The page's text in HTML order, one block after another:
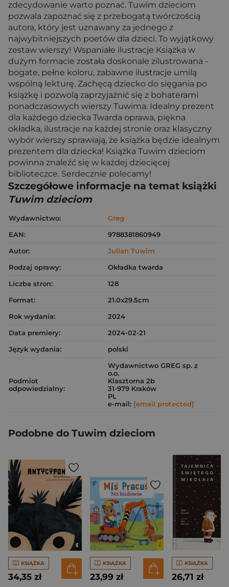
zdecydowanie warto poznać. Tuwim dzieciom
pozwala zapoznać się z przebogatą twórczością
autora, który jest uznawany za jednego z
najwybitniejszych poetów dla dzieci. To wyjątkowy
zestaw wierszy! Wspaniałe ilustracje Książka w
dużym formacie została doskonale zilustrowana -
bogate, pełne koloru, zabawne ilustracje umilą
wspólną lekturę. Zachęcą dziecko do sięgania po
książkę i pozwolą zaprzyjaźnić się z bohaterami
ponadczasowych wierszy Tuwima. Idealny prezent
dla każdego dziecka Twarda oprawa, piękna
okładka, ilustracje na każdej stronie oraz klasyczny
wybór wierszy sprawiają, że książka będzie idealnym
prezentem dla dziecka! Książka Tuwim dzieciom
powinna znaleźć się w każdej dziecięcej
biblioteczce. Serdecznie polecamy!
Szczegółowe informacje na temat książki
Tuwim dzieciom
Wydawnictwo:
Greg
EAN:
9788381860949
Autor:
Julian Tuwim
Rodzaj oprawy:
Okładka twarda
Liczba stron:
128
Format:
21.0x29.5cm
Rok wydania:
2024
Data premiery:
2024-02-21
Język wydania:
polski
Podmiot
odpowiedzialny:
Wydawnictwo GREG sp. z
o.o.
Klasztorna 2b
31-979 Kraków
PL
e-mail: [email protected]
Podobne do Tuwim dzieciom
KSIĄŻKA
34,35 zł
KSIĄŻKA
23,99 zł
KSIĄŻKA
26,71 zł